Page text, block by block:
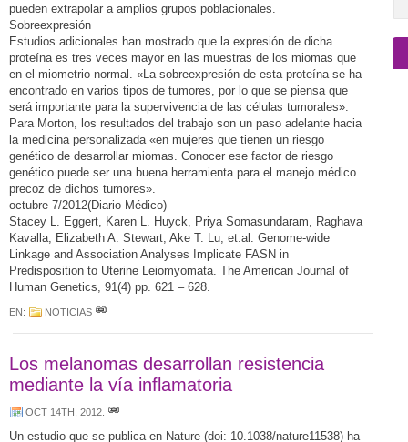
pueden extrapolar a amplios grupos poblacionales.
Sobreexpresión
Estudios adicionales han mostrado que la expresión de dicha
proteína es tres veces mayor en las muestras de los miomas que
en el miometrio normal. «La sobreexpresión de esta proteína se ha
encontrado en varios tipos de tumores, por lo que se piensa que
será importante para la supervivencia de las células tumorales».
Para Morton, los resultados del trabajo son un paso adelante hacia
la medicina personalizada «en mujeres que tienen un riesgo
genético de desarrollar miomas. Conocer ese factor de riesgo
genético puede ser una buena herramienta para el manejo médico
precoz de dichos tumores».
octubre 7/2012(Diario Médico)
Stacey L. Eggert, Karen L. Huyck, Priya Somasundaram, Raghava
Kavalla, Elizabeth A. Stewart, Ake T. Lu, et.al. Genome-wide
Linkage and Association Analyses Implicate FASN in
Predisposition to Uterine Leiomyomata. The American Journal of
Human Genetics, 91(4) pp. 621 – 628.
EN: NOTICIAS
Los melanomas desarrollan resistencia
mediante la vía inflamatoria
OCT 14TH, 2012
Un estudio que se publica en Nature (doi: 10.1038/nature11538) ha